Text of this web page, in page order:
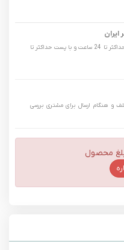
مرسوله شما در صورت ارسال با پیک حداکثر تا 24 ساعت و با پست حداکثر تا
و هنگام ارسال برای مشتری بررسی
محصول